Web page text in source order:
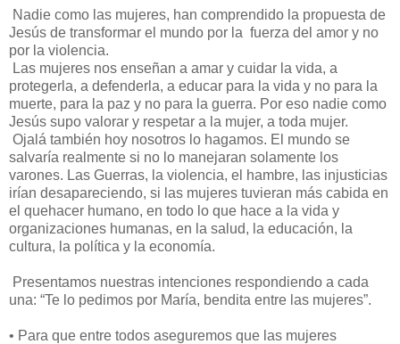
Nadie como las mujeres, han comprendido la propuesta de
Jesús de transformar el mundo por la fuerza del amor y no
por la violencia.
Las mujeres nos enseñan a amar y cuidar la vida, a
protegerla, a defenderla, a educar para la vida y no para la
muerte, para la paz y no para la guerra. Por eso nadie como
Jesús supo valorar y respetar a la mujer, a toda mujer.
Ojalá también hoy nosotros lo hagamos. El mundo se
salvaría realmente si no lo manejaran solamente los
varones. Las Guerras, la violencia, el hambre, las injusticias
irían desapareciendo, si las mujeres tuvieran más cabida en
el quehacer humano, en todo lo que hace a la vida y
organizaciones humanas, en la salud, la educación, la
cultura, la política y la economía.
Presentamos nuestras intenciones respondiendo a cada
una: “Te lo pedimos por María, bendita entre las mujeres”.
• Para que entre todos aseguremos que las mujeres